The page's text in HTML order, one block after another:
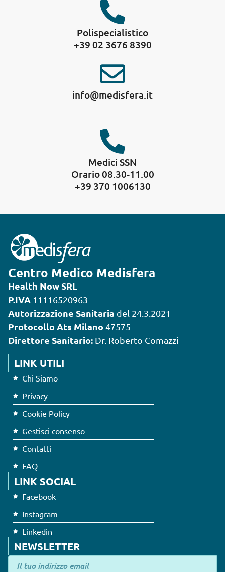
Polispecialistico
+39 02 3676 8390
info@medisfera.it
Medici SSN
Orario 08.30-11.00
+39 370 1006130
Centro Medico Medisfera
Health Now SRL
P.IVA 11116520963
Autorizzazione Sanitaria del 24.3.2021
Protocollo Ats Milano 47575
Direttore Sanitario: Dr. Roberto Comazzi
LINK UTILI
Chi Siamo
Privacy
Cookie Policy
Gestisci consenso
Contatti
FAQ
LINK SOCIAL
Facebook
Instagram
Linkedin
NEWSLETTER